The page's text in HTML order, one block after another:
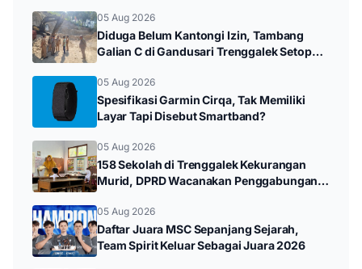
05 Aug 2026
Diduga Belum Kantongi Izin, Tambang
Galian C di Gandusari Trenggalek Setop
05 Aug 2026
Spesifikasi Garmin Cirqa, Tak Memiliki
Layar Tapi Disebut Smartband?
05 Aug 2026
158 Sekolah di Trenggalek Kekurangan
Murid, DPRD Wacanakan Penggabungan
05 Aug 2026
Daftar Juara MSC Sepanjang Sejarah,
Team Spirit Keluar Sebagai Juara 2026